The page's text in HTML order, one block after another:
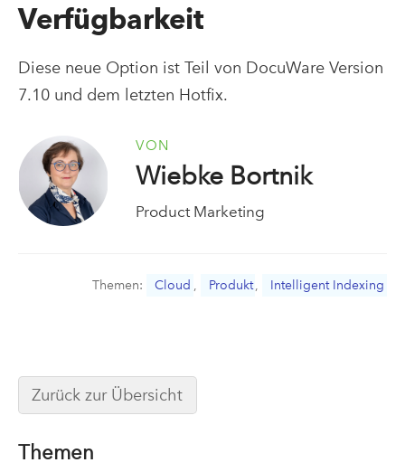
Verfügbarkeit
Diese neue Option ist Teil von DocuWare Version
7.10 und dem letzten Hotfix.
VON
Wiebke Bortnik
Product Marketing
Themen: Cloud , Produkt, Intelligent Indexing
Zurück zur Übersicht
Themen